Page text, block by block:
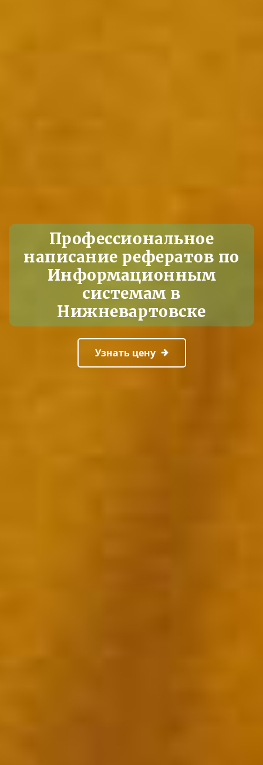
Профессиональное
написание рефератов по
Информационным
системам в
Нижневартовске
Узнать цену